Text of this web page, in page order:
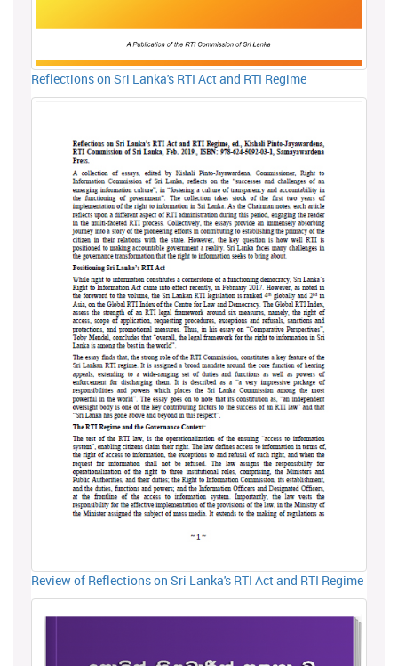
Reflections on Sri Lanka's RTI Act and RTI Regime
Review of Reflections on Sri Lanka's RTI Act and RTI Regime